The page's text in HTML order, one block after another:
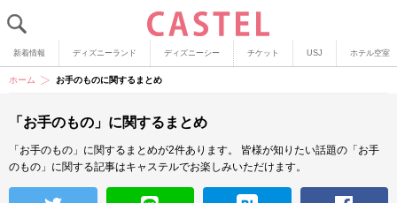
新着情報 ディズニーランド ディズニーシー チケット USJ ホテル空室
ホーム お手のものに関するまとめ
「お手のもの」に関するまとめ
「お手のもの」に関するまとめが2件あります。
皆様が知りたい話題の「お手
のもの」に関する記事はキャステルでお楽しみいただけます。